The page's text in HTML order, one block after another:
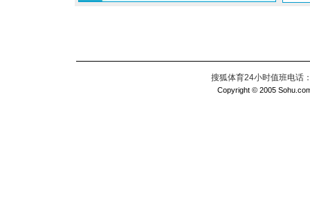
搜狐体育24小时值班电话
Copyright © 2005